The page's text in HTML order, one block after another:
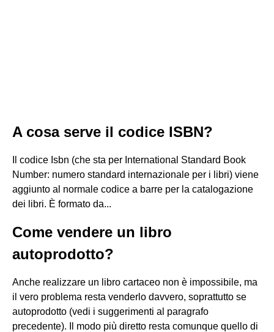
A cosa serve il codice ISBN?
Il codice Isbn (che sta per International Standard Book
Number: numero standard internazionale per i libri) viene
aggiunto al normale codice a barre per la catalogazione
dei libri. È formato da...
Come vendere un libro
autoprodotto?
Anche realizzare un libro cartaceo non è impossibile, ma
il vero problema resta venderlo davvero, soprattutto se
autoprodotto (vedi i suggerimenti al paragrafo
precedente). Il modo più diretto resta comunque quello di